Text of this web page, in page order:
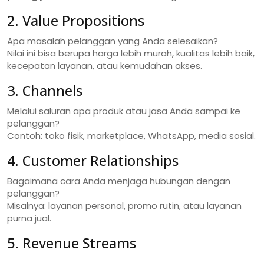
2. Value Propositions
Apa masalah pelanggan yang Anda selesaikan?
Nilai ini bisa berupa harga lebih murah, kualitas lebih baik,
kecepatan layanan, atau kemudahan akses.
3. Channels
Melalui saluran apa produk atau jasa Anda sampai ke
pelanggan?
Contoh: toko fisik, marketplace, WhatsApp, media sosial.
4. Customer Relationships
Bagaimana cara Anda menjaga hubungan dengan
pelanggan?
Misalnya: layanan personal, promo rutin, atau layanan
purna jual.
5. Revenue Streams